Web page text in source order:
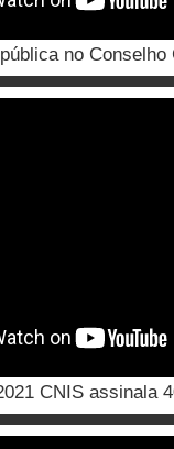
no Conselho
CNIS assinala